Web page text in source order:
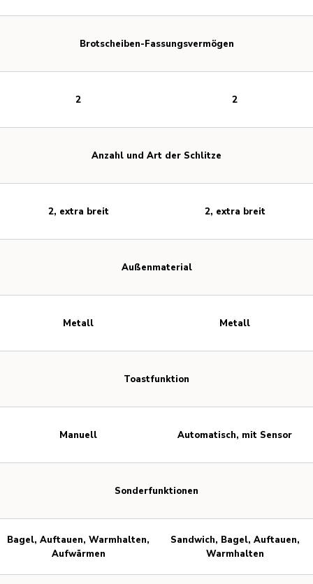
Brotscheiben-Fassungsvermögen
Anzahl und Art der Schlitze
Außenmaterial
Toastfunktion
Sonderfunktionen
2
2, extra breit
Metall
Manuell
Bagel, Auftauen, Warmhalten,
Aufwärmen
2
2, extra breit
Metall
Automatisch, mit Sensor
Sandwich, Bagel, Auftauen,
Warmhalten